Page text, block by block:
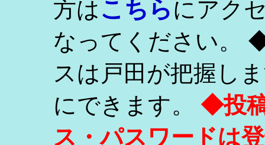
方はこちらにアク
なってください。
スは戸田が把握し
にできます。 ◆投
ス・パスワードは